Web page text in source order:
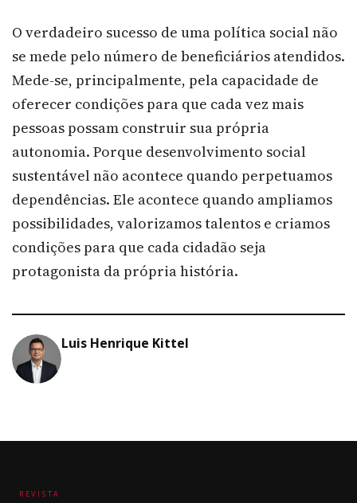
O verdadeiro sucesso de uma política social não
se mede pelo número de beneficiários atendidos.
Mede-se, principalmente, pela capacidade de
oferecer condições para que cada vez mais
pessoas possam construir sua própria
autonomia. Porque desenvolvimento social
sustentável não acontece quando perpetuamos
dependências. Ele acontece quando ampliamos
possibilidades, valorizamos talentos e criamos
condições para que cada cidadão seja
protagonista da própria história.
Luis Henrique Kittel
REVISTA